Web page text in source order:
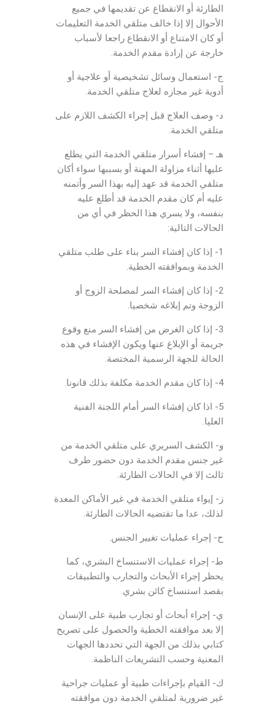
الطارئة أو الانقطاع عن تقديمها في جميع
الأحوال إلا إذا خالف متلقي الخدمة التعليمات
أو كان الامتناع أو الانقطاع راجعا لأسباب
خارجة عن إرادة مقدم الخدمة.
ج- استعمال وسائل تشخيصية أو علاجية أو
أدوية غير مجازه لعلاج متلقي الخدمة.
د- وصف العلاج قبل إجراء الكشف اللازم على
متلقي الخدمة.
هـ – إفشاء أسرار متلقي الخدمة التي يطلع
عليها أثناء مزاولة المهنة أو بسببها سواء أكان
متلقي الخدمة قد عهد إليه بهذا السر وأتمنه
عليه أم كان مقدم الخدمة قد أطلع عليه
بنفسه، ولا يسري هذا الحظر في أي من
الحالات التالية:
1- إذا كان إفشاء السر بناء على طلب متلقي
الخدمة وبموافقته الخطية.
2- إذا كان إفشاء السر لمصلحة الزوج أو
الزوجة وتم إبلاغه شخصيا.
3- إذا كان الغرض من إفشاء السر منع وقوع
جريمة أو الإبلاغ عنها ويكون الإفشاء في هذه
الحالة للجهة الرسمية المختصة.
4- إذا كان مقدم الخدمة مكلفة بذلك قانونا.
5- اذا كان إفشاء السر أمام اللجنة الفنية
العليا.
و- الكشف السريري على متلقي الخدمة من
غير جنس مقدم الخدمة دون حضور طرف
ثالث إلا في الحالات الطارئة.
ز- إيواء متلقي الخدمة في غير الأماكن المعدة
لذلك، عدا ما تقتضيه الحالات الطارئة.
ح- إجراء عمليات تغيير الجنس.
ط- إجراء عمليات الاستنساخ البشري، كما
يحظر إجراء الأبحاث والتجارب والتطبيقات
بقصد استنساخ كائن بشري.
ي- إجراء أبحاث أو تجارب طبية على الإنسان
إلا بعد موافقته الخطية والحصول على تصريح
كتابي بذلك من الجهة التي تحددها الجهات
المعنية وحسب التشريعات الناظمة.
ك- القيام بإجراءات طبية أو عمليات جراحية
غير ضرورية لمتلقي الخدمة دون موافقته